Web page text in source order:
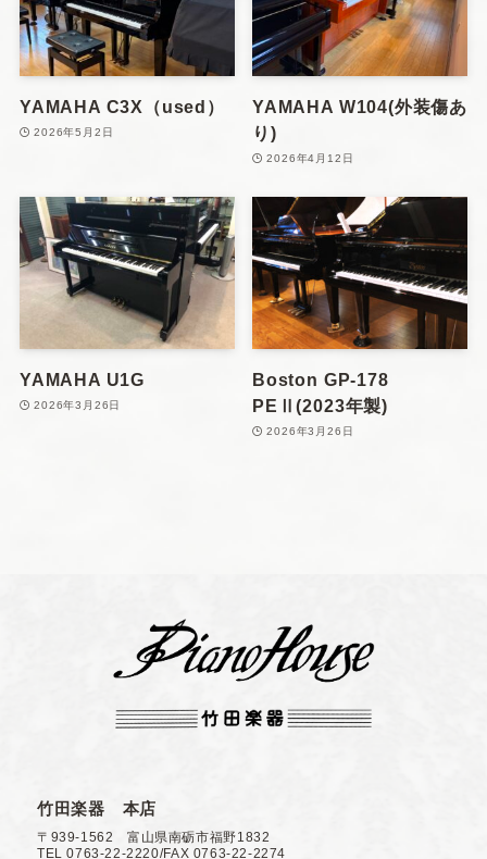
YAMAHA C3X（used）
2026年5月2日
YAMAHA W104(外装傷あ
り)
2026年4月12日
YAMAHA U1G
2026年3月26日
Boston GP-178
PEⅡ(2023年製)
2026年3月26日
竹田楽器 本店
〒939-1562 富山県南砺市福野1832
TEL 0763-22-2220/FAX 0763-22-2274